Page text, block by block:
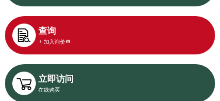
查询
+ 加入询价单
立即访问
在线购买